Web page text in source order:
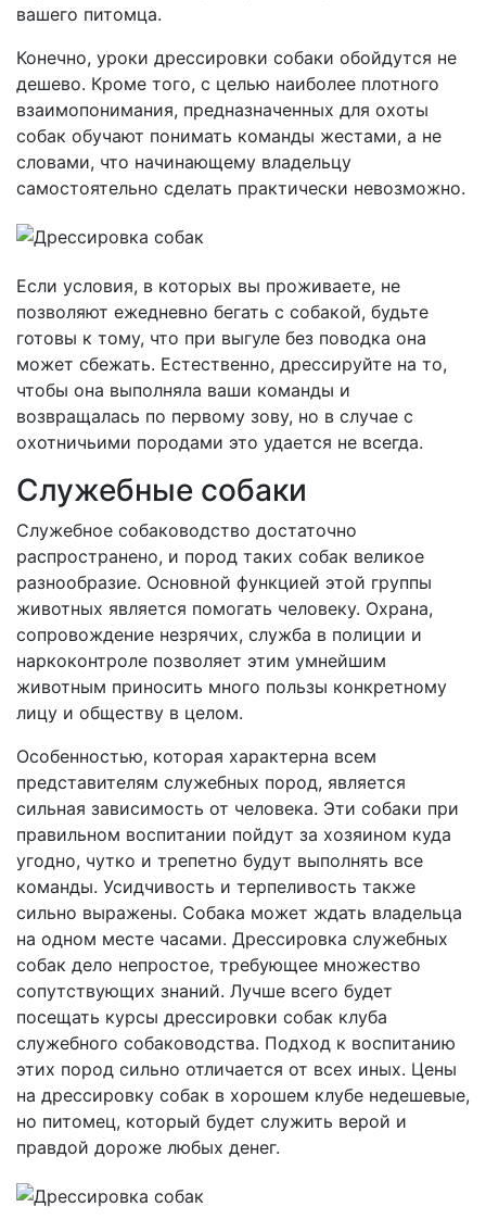
вашего питомца.
Конечно, уроки дрессировки собаки обойдутся не
дешево. Кроме того, с целью наиболее плотного
взаимопонимания, предназначенных для охоты
собак обучают понимать команды жестами, а не
словами, что начинающему владельцу
самостоятельно сделать практически невозможно.
Если условия, в которых вы проживаете, не
позволяют ежедневно бегать с собакой, будьте
готовы к тому, что при выгуле без поводка она
может сбежать. Естественно, дрессируйте на то,
чтобы она выполняла ваши команды и
возвращалась по первому зову, но в случае с
охотничьими породами это удается не всегда.
Служебные собаки
Служебное собаководство достаточно
распространено, и пород таких собак великое
разнообразие. Основной функцией этой группы
животных является помогать человеку. Охрана,
сопровождение незрячих, служба в полиции и
наркоконтроле позволяет этим умнейшим
животным приносить много пользы конкретному
лицу и обществу в целом.
Особенностью, которая характерна всем
представителям служебных пород, является
сильная зависимость от человека. Эти собаки при
правильном воспитании пойдут за хозяином куда
угодно, чутко и трепетно будут выполнять все
команды. Усидчивость и терпеливость также
сильно выражены. Собака может ждать владельца
на одном месте часами. Дрессировка служебных
собак дело непростое, требующее множество
сопутствующих знаний. Лучше всего будет
посещать курсы дрессировки собак клуба
служебного собаководства. Подход к воспитанию
этих пород сильно отличается от всех иных. Цены
на дрессировку собак в хорошем клубе недешевые,
но питомец, который будет служить верой и
правдой дороже любых денег.